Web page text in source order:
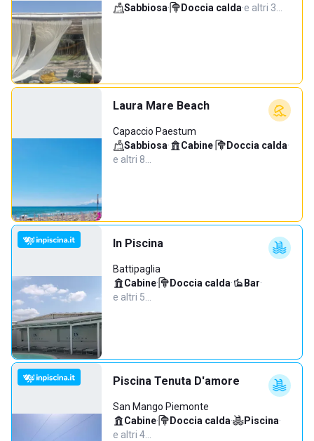
Sabbiosa· Doccia calda·e altri 3…
Laura Mare Beach
Capaccio Paestum
Sabbiosa· Cabine· Doccia calda·
e altri 8…
In Piscina
Battipaglia
Cabine· Doccia calda· Bar·
e altri 5…
Piscina Tenuta D'amore
San Mango Piemonte
Cabine· Doccia calda· Piscina·
e altri 4…